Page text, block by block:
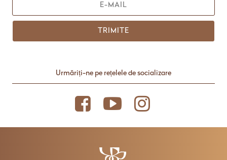
TRIMITE
Urmăriți-ne pe rețelele de socializare